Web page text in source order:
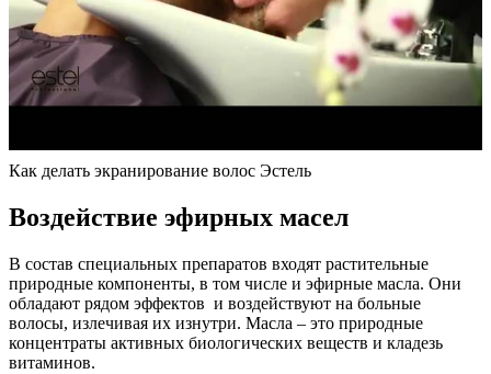
Как делать экранирование волос Эстель
Воздействие эфирных масел
В состав специальных препаратов входят растительные
природные компоненты, в том числе и эфирные масла. Они
обладают рядом эффектов и воздействуют на больные
волосы, излечивая их изнутри. Масла – это природные
концентраты активных биологических веществ и кладезь
витаминов.